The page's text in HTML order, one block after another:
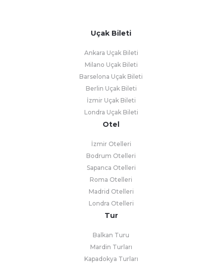
Uçak Bileti
Ankara Uçak Bileti
Milano Uçak Bileti
Barselona Uçak Bileti
Berlin Uçak Bileti
İzmir Uçak Bileti
Londra Uçak Bileti
Otel
İzmir Otelleri
Bodrum Otelleri
Sapanca Otelleri
Roma Otelleri
Madrid Otelleri
Londra Otelleri
Tur
Balkan Turu
Mardin Turları
Kapadokya Turları